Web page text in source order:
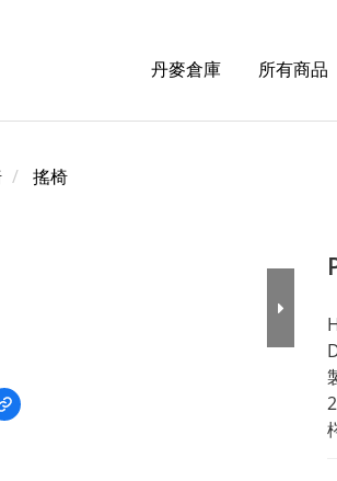
丹麥倉庫 所有商品
搖椅